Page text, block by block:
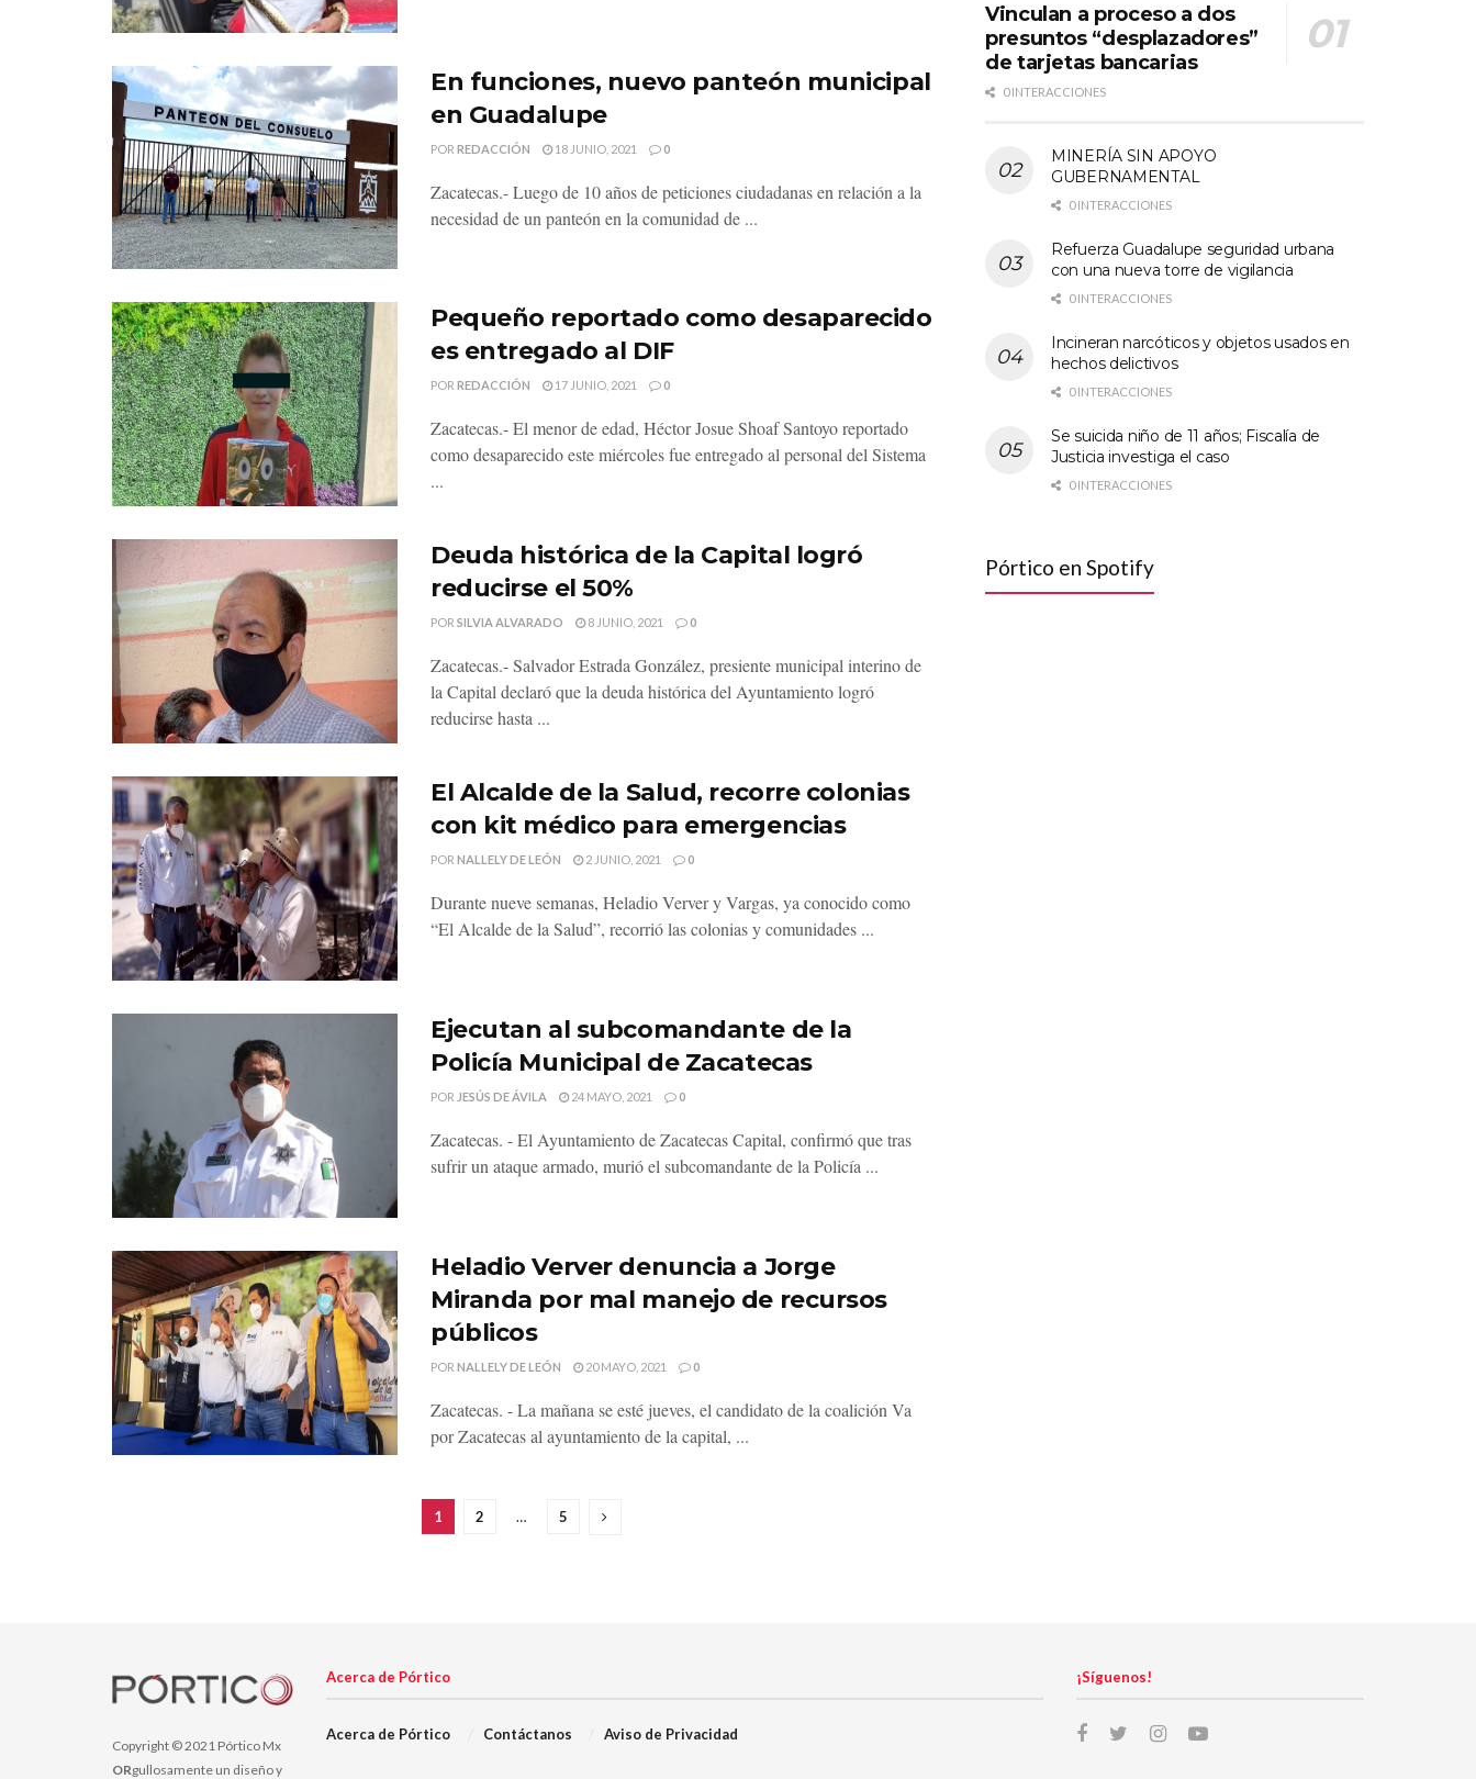
En funciones, nuevo panteón municipal
en Guadalupe
POR REDACCIÓN 18 JUNIO, 2021 0
Zacatecas.- Luego de 10 años de peticiones ciudadanas en relación a la
necesidad de un panteón en la comunidad de ...
Pequeño reportado como desaparecido
es entregado al DIF
POR REDACCIÓN 17 JUNIO, 2021 0
Zacatecas.- El menor de edad, Héctor Josue Shoaf Santoyo reportado
como desaparecido este miércoles fue entregado al personal del Sistema
...
Deuda histórica de la Capital logró
reducirse el 50%
POR SILVIA ALVARADO 8 JUNIO, 2021 0
Zacatecas.- Salvador Estrada González, presiente municipal interino de
la Capital declaró que la deuda histórica del Ayuntamiento logró
reducirse hasta ...
El Alcalde de la Salud, recorre colonias
con kit médico para emergencias
POR NALLELY DE LEÓN 2 JUNIO, 2021 0
Durante nueve semanas, Heladio Verver y Vargas, ya conocido como
“El Alcalde de la Salud”, recorrió las colonias y comunidades ...
Ejecutan al subcomandante de la
Policía Municipal de Zacatecas
POR JESÚS DE ÁVILA 24 MAYO, 2021 0
Zacatecas. - El Ayuntamiento de Zacatecas Capital, confirmó que tras
sufrir un ataque armado, murió el subcomandante de la Policía ...
Heladio Verver denuncia a Jorge
Miranda por mal manejo de recursos
públicos
POR NALLELY DE LEÓN 20 MAYO, 2021 0
Zacatecas. - La mañana se esté jueves, el candidato de la coalición Va
por Zacatecas al ayuntamiento de la capital, ...
1 2 … 5
Vinculan a proceso a dos
presuntos “desplazadores”
de tarjetas bancarias
0 INTERACCIONES
MINERÍA SIN APOYO
GUBERNAMENTAL
0 INTERACCIONES
Refuerza Guadalupe seguridad urbana
con una nueva torre de vigilancia
0 INTERACCIONES
Incineran narcóticos y objetos usados en
hechos delictivos
0 INTERACCIONES
Se suicida niño de 11 años; Fiscalía de
Justicia investiga el caso
0 INTERACCIONES
Pórtico en Spotify
Copyright © 2021 Pórtico Mx
ORgullosamente un diseño y
Acerca de Pórtico
Acerca de Pórtico Contáctanos Aviso de Privacidad
¡Síguenos!